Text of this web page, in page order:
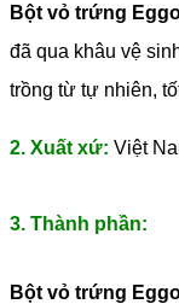
Bột vỏ trứng
đã qua khâu vệ
trồng từ tự nhiên,
2. Xuất xứ: Việt
3. Thành phần:
Bột vỏ trứng